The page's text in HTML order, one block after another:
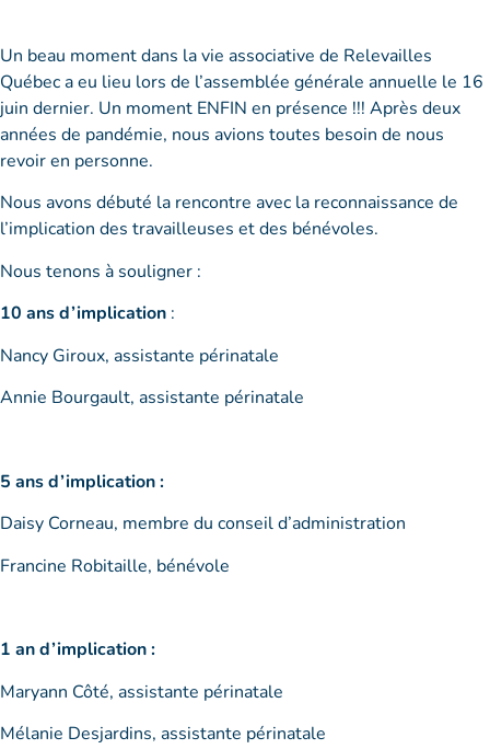
Un beau moment dans la vie associative de Relevailles
Québec a eu lieu lors de l’assemblée générale annuelle le 16
juin dernier. Un moment ENFIN en présence !!! Après deux
années de pandémie, nous avions toutes besoin de nous
revoir en personne.
Nous avons débuté la rencontre avec la reconnaissance de
l’implication des travailleuses et des bénévoles.
Nous tenons à souligner :
10 ans d’implication :
Nancy Giroux, assistante périnatale
Annie Bourgault, assistante périnatale
5 ans d’implication :
Daisy Corneau, membre du conseil d’administration
Francine Robitaille, bénévole
1 an d’implication :
Maryann Côté, assistante périnatale
Mélanie Desjardins, assistante périnatale